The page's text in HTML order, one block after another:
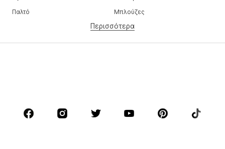
Παλτό
Μπλούζες
Εσώρουχα
Φούστες
Πουκάμισα και τουνίκ
Αξεσουάρ
Premium
Περισσότερα